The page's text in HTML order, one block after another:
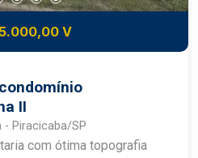
V
II
- Piracicaba/SP
com ótima topografia